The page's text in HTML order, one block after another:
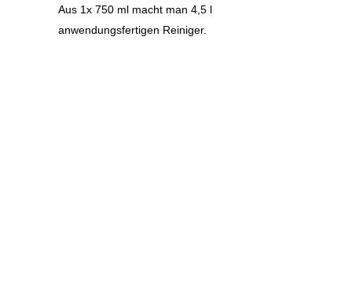
Aus 1x 750 ml macht man 4,5 l
anwendungsfertigen Reiniger.